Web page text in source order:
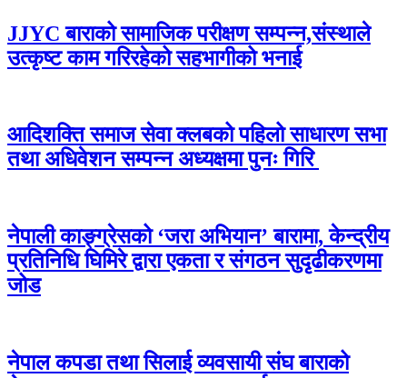
JJYC बाराको सामाजिक परीक्षण सम्पन्न,संस्थाले
उत्कृष्ट काम गरिरहेको सहभागीको भनाई
आदिशक्ति समाज सेवा क्लबको पहिलो साधारण सभा
तथा अधिवेशन सम्पन्न अध्यक्षमा पुनः गिरि
नेपाली काङ्ग्रेसको ‘जरा अभियान’ बारामा, केन्द्रीय
प्रतिनिधि घिमिरे द्वारा एकता र संगठन सुदृढीकरणमा
जोड
नेपाल कपडा तथा सिलाई व्यवसायी संघ बाराको